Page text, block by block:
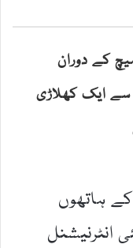
کے دوران
سے ایک کھلاڑی
ہاتھوں